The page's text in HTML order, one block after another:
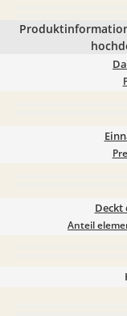
Deckt
Anteil